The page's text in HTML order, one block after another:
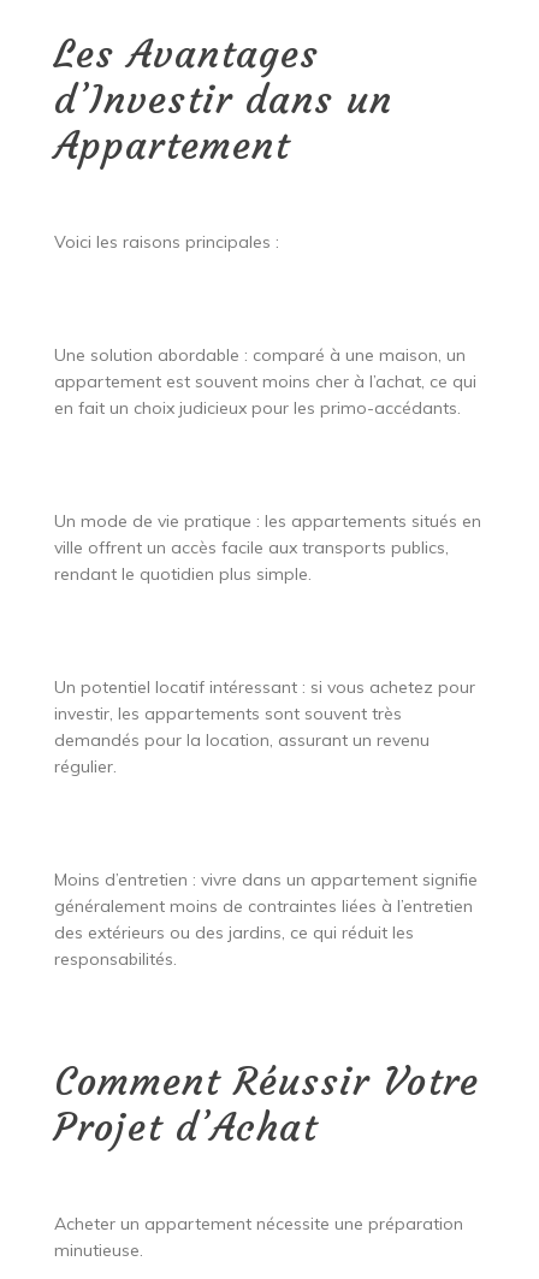
Les Avantages
d’Investir dans un
Appartement
Voici les raisons principales :
Une solution abordable : comparé à une maison, un
appartement est souvent moins cher à l’achat, ce qui
en fait un choix judicieux pour les primo-accédants.
Un mode de vie pratique : les appartements situés en
ville offrent un accès facile aux transports publics,
rendant le quotidien plus simple.
Un potentiel locatif intéressant : si vous achetez pour
investir, les appartements sont souvent très
demandés pour la location, assurant un revenu
régulier.
Moins d’entretien : vivre dans un appartement signifie
généralement moins de contraintes liées à l’entretien
des extérieurs ou des jardins, ce qui réduit les
responsabilités.
Comment Réussir Votre
Projet d’Achat
Acheter un appartement nécessite une préparation
minutieuse.